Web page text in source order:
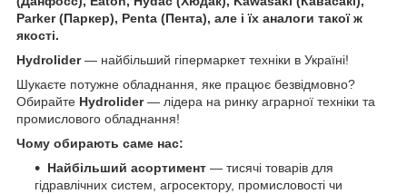
Parker (Паркер), Penta (Пента), але і їх аналоги такої ж
якості.
Hydrolider— найбільший гіпермаркет техніки в Україні!
Шукаєте потужне обладнання, яке працює безвідмовно?
Обирайте Hydrolider— лідера на ринку аграрної техніки та
промислового обладнання!
Чому обирають саме нас:
Найбільший асортимент — тисячі товарів для
гідравлічних систем, агросектору, промисловості чи